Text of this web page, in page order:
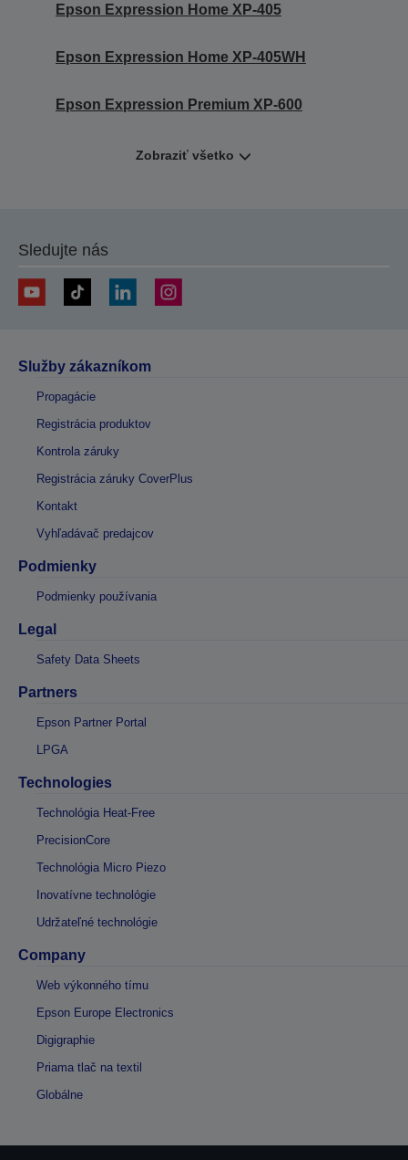
Epson Expression Home XP-405
Epson Expression Home XP-405WH
Epson Expression Premium XP-600
Zobraziť všetko
Sledujte nás
Služby zákazníkom
Propagácie
Registrácia produktov
Kontrola záruky
Registrácia záruky CoverPlus
Kontakt
Vyhľadávač predajcov
Podmienky
Podmienky používania
Legal
Safety Data Sheets
Partners
Epson Partner Portal
LPGA
Technologies
Technológia Heat-Free
PrecisionCore
Technológia Micro Piezo
Inovatívne technológie
Udržateľné technológie
Company
Web výkonného tímu
Epson Europe Electronics
Digigraphie
Priama tlač na textil
Globálne